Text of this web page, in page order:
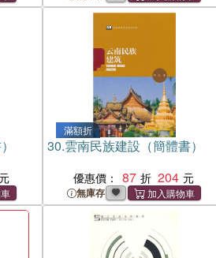
滿額折
30.雲南民族建設（簡體書）
優惠價： 87 204
無庫存